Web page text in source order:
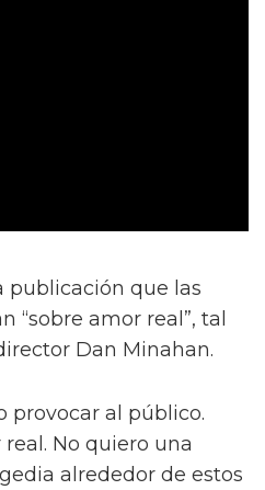
publicación que las
“sobre amor real”, tal
Dan Minahan.
provocar al público.
No quiero una
alrededor de estos